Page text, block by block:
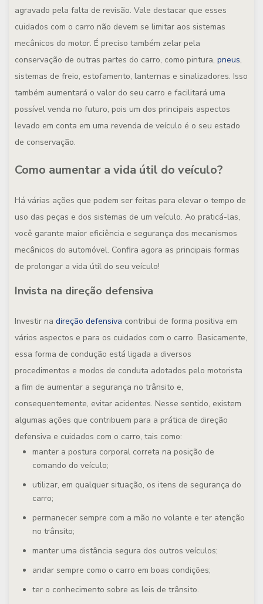
agravado pela falta de revisão. Vale destacar que esses
cuidados com o carro não devem se limitar aos sistemas
mecânicos do motor. É preciso também zelar pela
conservação de outras partes do carro, como pintura, pneus,
sistemas de freio, estofamento, lanternas e sinalizadores. Isso
também aumentará o valor do seu carro e facilitará uma
possível venda no futuro, pois um dos principais aspectos
levado em conta em uma revenda de veículo é o seu estado
de conservação.
Como aumentar a vida útil do veículo?
Há várias ações que podem ser feitas para elevar o tempo de
uso das peças e dos sistemas de um veículo. Ao praticá-las,
você garante maior eficiência e segurança dos mecanismos
mecânicos do automóvel. Confira agora as principais formas
de prolongar a vida útil do seu veículo!
Invista na direção defensiva
Investir na direção defensiva contribui de forma positiva em
vários aspectos e para os cuidados com o carro. Basicamente,
essa forma de condução está ligada a diversos
procedimentos e modos de conduta adotados pelo motorista
a fim de aumentar a segurança no trânsito e,
consequentemente, evitar acidentes. Nesse sentido, existem
algumas ações que contribuem para a prática de direção
defensiva e cuidados com o carro, tais como:
manter a postura corporal correta na posição de
comando do veículo;
utilizar, em qualquer situação, os itens de segurança do
carro;
permanecer sempre com a mão no volante e ter atenção
no trânsito;
manter uma distância segura dos outros veículos;
andar sempre como o carro em boas condições;
ter o conhecimento sobre as leis de trânsito.